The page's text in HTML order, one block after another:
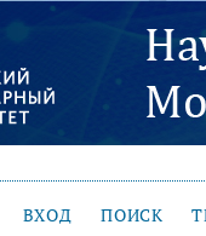
ВХОД ПОИСК